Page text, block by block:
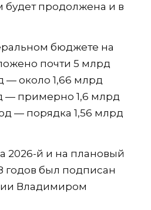
будет продолжена и в
бюджете на
почти 5 млрд
— около 1,66 млрд
— примерно 1,6 млрд
— порядка 1,56 млрд
2026-й и на плановый
годов был подписан
Владимиром